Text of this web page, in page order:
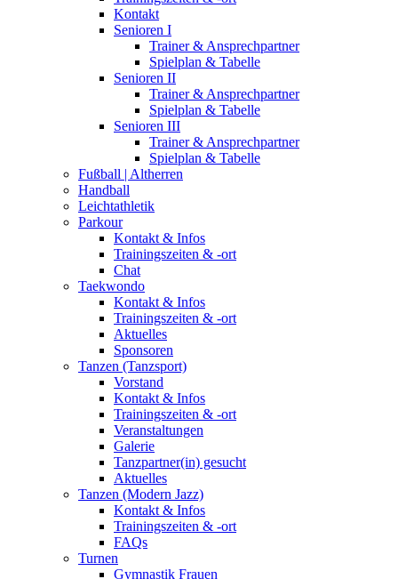
Kontakt
Senioren I
Trainer & Ansprechpartner
Spielplan & Tabelle
Senioren II
Trainer & Ansprechpartner
Spielplan & Tabelle
Senioren III
Trainer & Ansprechpartner
Spielplan & Tabelle
Fußball | Altherren
Handball
Leichtathletik
Parkour
Kontakt & Infos
Trainingszeiten & -ort
Chat
Taekwondo
Kontakt & Infos
Trainingszeiten & -ort
Aktuelles
Sponsoren
Tanzen (Tanzsport)
Vorstand
Kontakt & Infos
Trainingszeiten & -ort
Veranstaltungen
Galerie
Tanzpartner(in) gesucht
Aktuelles
Tanzen (Modern Jazz)
Kontakt & Infos
Trainingszeiten & -ort
FAQs
Turnen
Gymnastik Frauen